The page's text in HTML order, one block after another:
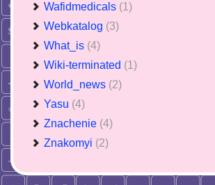
Wafidmedicals (1)
Webkatalog (3)
What_is (4)
Wiki-terminated (1)
World_news (2)
Yasu (4)
Znachenie (4)
Znakomyi (2)